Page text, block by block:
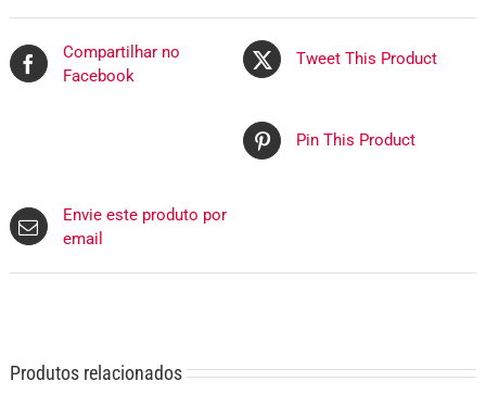
Compartilhar no
Facebook
Tweet This Product
Pin This Product
Envie este produto por
email
Produtos relacionados